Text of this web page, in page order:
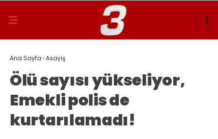
Ana Sayfa ›Asayiş
Ölü sayısı yükseliyor,
Emekli polis de
kurtarılamadı!